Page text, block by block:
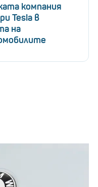
компания
Tesla в
на